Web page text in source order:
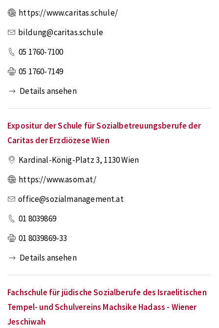
https://www.caritas.schule/
bildung@caritas.schule
05 1760-7100
05 1760-7149
Details ansehen
Expositur der Schule für Sozialbetreuungsberufe der
Caritas der Erzdiözese Wien
Kardinal-König-Platz 3, 1130Wien
https://www.asom.at/
office@sozialmanagement.at
01 8039869
01 8039869-33
Details ansehen
Fachschule für jüdische Sozialberufe des Israelitischen
Tempel- und Schulvereins Machsike Hadass - Wiener
Jeschiwah